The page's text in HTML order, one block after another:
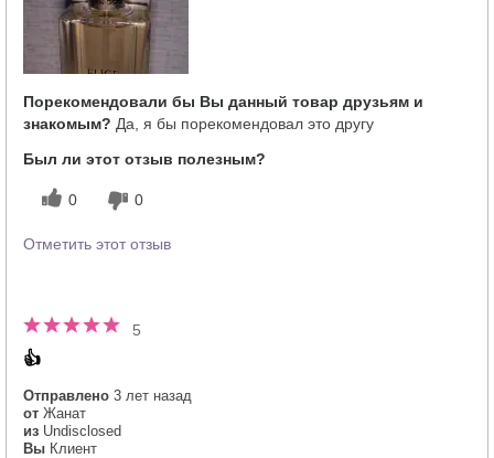
Порекомендовали бы Вы данный товар друзьям и
знакомым? Да, я бы порекомендовал это другу
Был ли этот отзыв полезным?
0 0
Отметить этот отзыв
5
👍
Отправлено 3 лет назад
от Жанат
из Undisclosed
Вы Клиент